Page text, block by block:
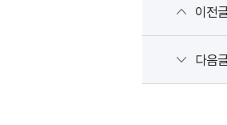
이전
다음